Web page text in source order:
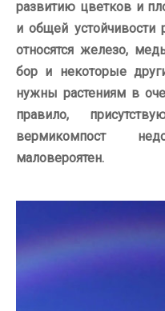
развитию цветков и
и общей устойчивости
относятся железо,
бор и некоторые
нужны растениям в
правило,
вермикомпост
маловероятен.